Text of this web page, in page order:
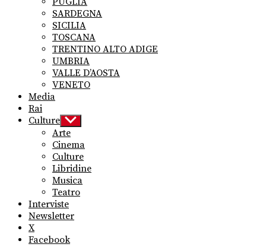
SARDEGNA
SICILIA
TOSCANA
TRENTINO ALTO ADIGE
UMBRIA
VALLE D’AOSTA
VENETO
Media
Rai
Culture Show
sub
menu
Arte
Cinema
Culture
Libridine
Musica
Teatro
Interviste
Newsletter
X
Facebook